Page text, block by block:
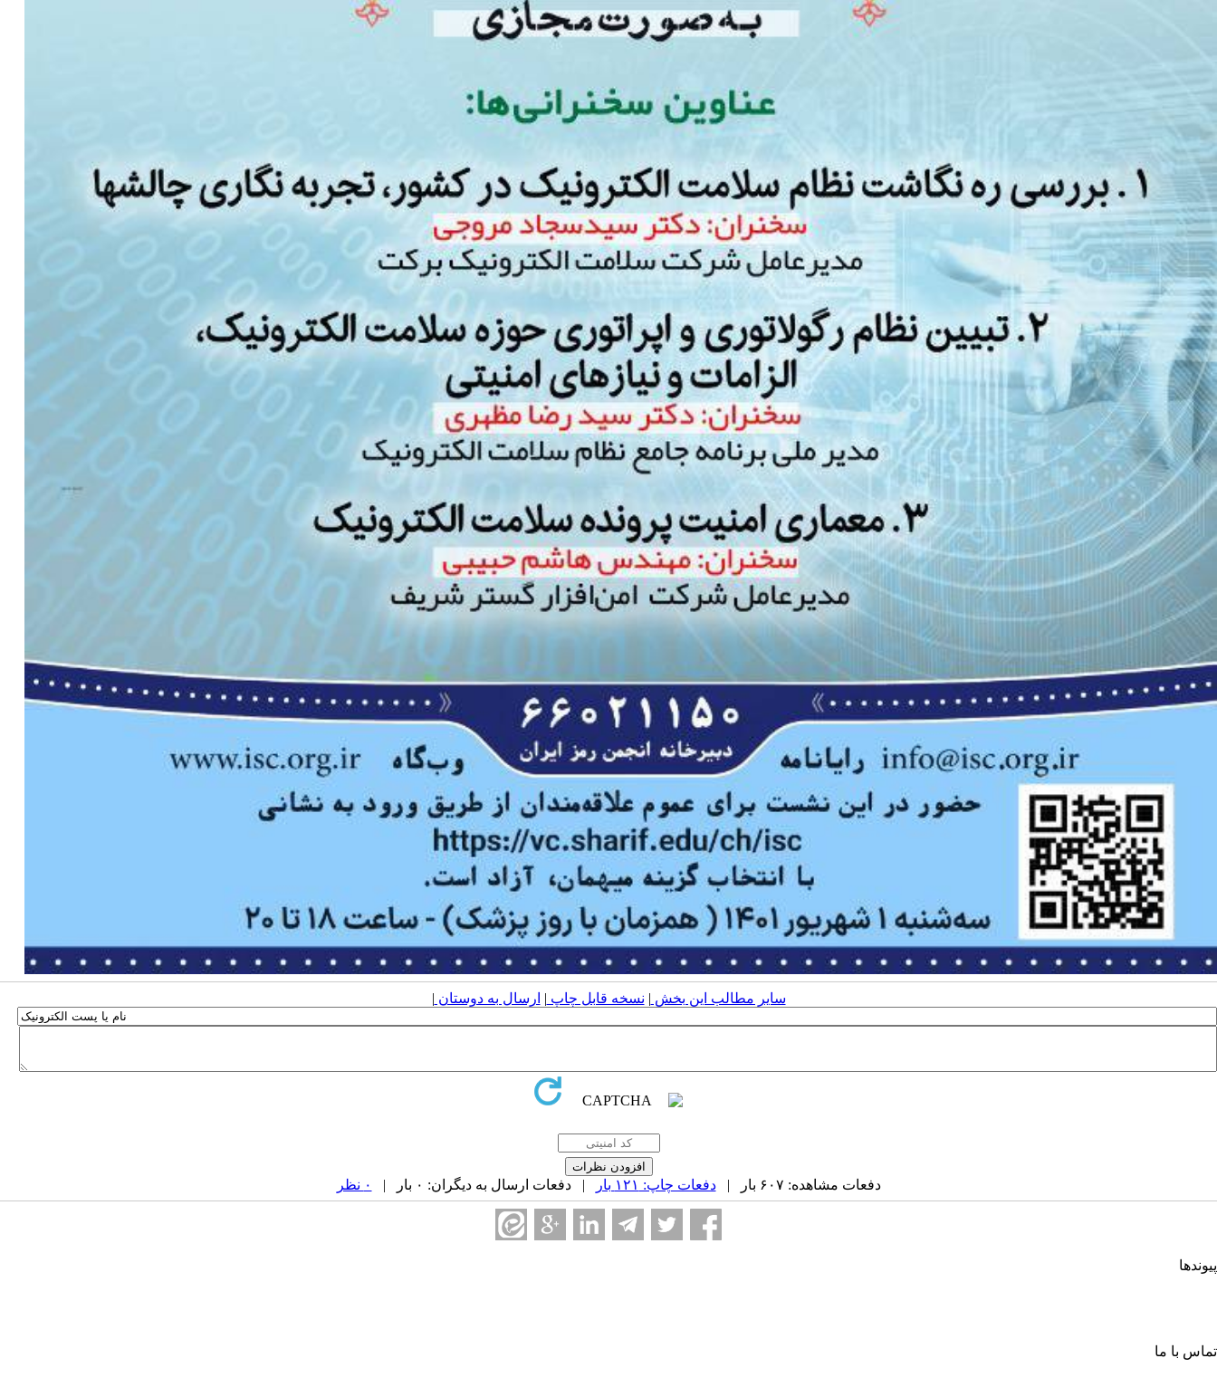
سایر مطالب این بخش | نسخه قابل چاپ | ارسال به دوستان |
دفعات مشاهده: ۶۰۷ بار | دفعات چاپ: ۱۲۱ بار | دفعات ارسال به دیگران: ۰ بار | ۰ نظر
پیوندها
تماس با ما